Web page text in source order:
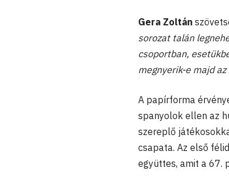
Gera Zoltán
sorozat talán
csoportban,
megnyerik-e majd az
A papírforma
spanyolok ellen az
szereplő
csapata. Az első
együttes, amit a 67.